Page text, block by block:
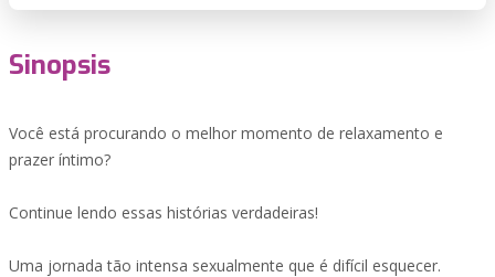
Sinopsis
Você está procurando o melhor momento de relaxamento e
prazer íntimo?
Continue lendo essas histórias verdadeiras!
Uma jornada tão intensa sexualmente que é difícil esquecer.